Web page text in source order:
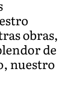
obras,
de
nuestro